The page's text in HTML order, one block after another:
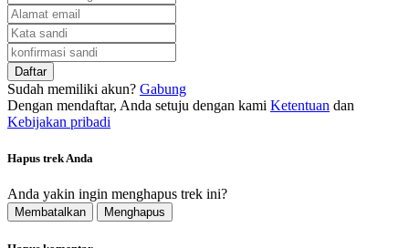
Daftar
Sudah memiliki akun? Gabung
Dengan mendaftar, Anda setuju dengan kami Ketentuan dan
Kebijakan pribadi
Hapus trek Anda
Anda yakin ingin menghapus trek ini?
Membatalkan Menghapus